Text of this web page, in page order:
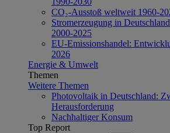
CO₂-Ausstoß weltweit 1960-
Stromerzeugung in
2000-2025
EU-Emissionshandel:
2026
Energie & Umwelt
Themen
Weitere Themen
Photovoltaik in Deutschland:
Herausforderung
Nachhaltiger Konsum
Top Report